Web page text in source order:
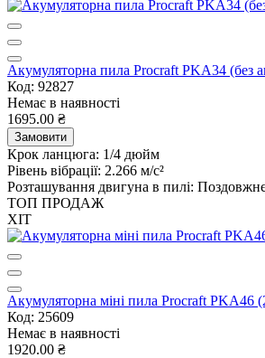
Акумуляторна пила Procraft PKA34 (без
Код: 92827
Немає в наявності
1695.00 ₴
Замовити
Крок ланцюга: 1/4 дюйм
Рівень вібрації: 2.266 м/с²
Розташування двигуна в пилі:
ТОП ПРОДАЖ
ХІТ
Акумуляторна міні пила Procraft PKA46
Код: 25609
Немає в наявності
1920.00 ₴